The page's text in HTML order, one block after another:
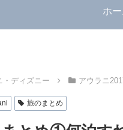
ホー
・ディズニー アウラニ
旅のまとめ